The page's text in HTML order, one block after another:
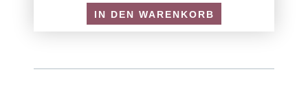
IN DEN WARENKORB